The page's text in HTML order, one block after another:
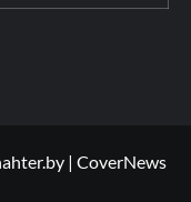
| CoverNews